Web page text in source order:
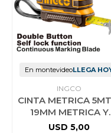
En montevideoLLEGA
INGCO
CINTA METRICA
19MM METRICA Y
PULGADAS INGCO
USD 5,00